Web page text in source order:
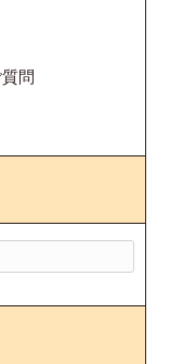
問